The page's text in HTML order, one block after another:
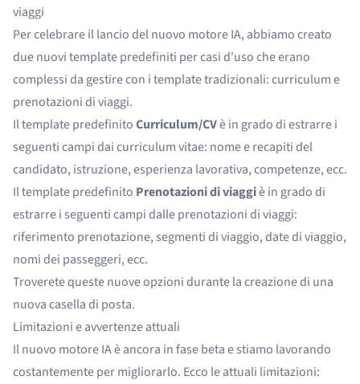
viaggi
Per celebrare il lancio del nuovo motore IA, abbiamo creato
due nuovi template predefiniti per casi d'uso che erano
complessi da gestire con i template tradizionali: curriculum e
prenotazioni di viaggi.
Il template predefinitoCurriculum/CVè in grado di estrarre i
seguenti campi dai curriculum vitae: nome e recapiti del
candidato, istruzione, esperienza lavorativa, competenze, ecc.
Il template predefinito Prenotazioni di viaggiè in grado di
estrarre i seguenti campi dalle prenotazioni di viaggi:
riferimento prenotazione, segmenti di viaggio, date di viaggio,
nomi dei passeggeri, ecc.
Troverete queste nuove opzioni durante la creazione di una
nuova casella di posta.
Limitazioni e avvertenze attuali
Il nuovo motore IA è ancora in fase beta e stiamo lavorando
costantemente per migliorarlo. Ecco le attuali limitazioni: